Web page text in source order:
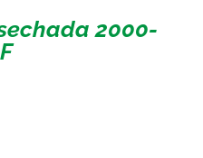
2000-